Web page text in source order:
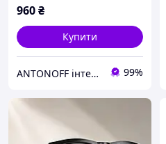
960₴
Купити
ANTONOFF інтернет-магазин 99%